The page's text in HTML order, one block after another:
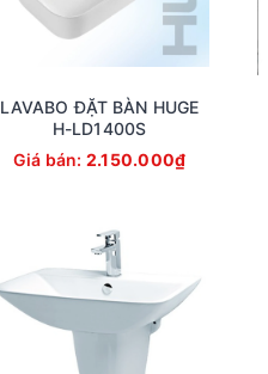
LAVABO ĐẶT BÀN HUGE
H-LD1400S
Giá bán: 2.150.000₫